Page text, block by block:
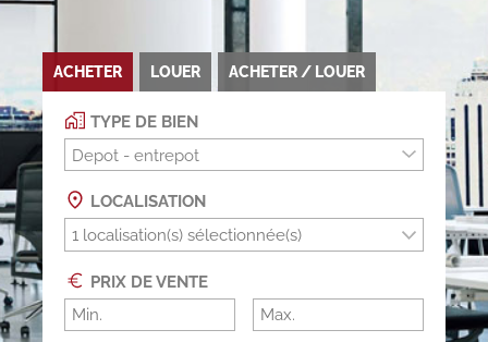
ACHETER LOUER ACHETER / LOUER
TYPE DE BIEN
Depot - entrepot
LOCALISATION
PRIX DE VENTE